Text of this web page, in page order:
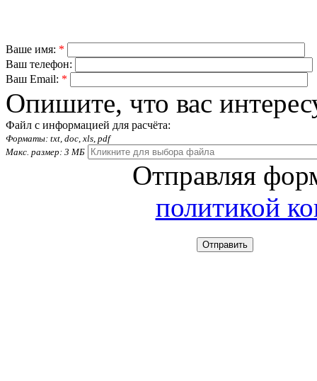
Ваше имя: *
Ваш телефон:
Ваш Email: *
Опишите, что вас
Файл с информацией для расчёта:
Форматы: txt, doc, xls, pdf
Макс. размер: 3 МБ
Отправляя
политикой
Отправить